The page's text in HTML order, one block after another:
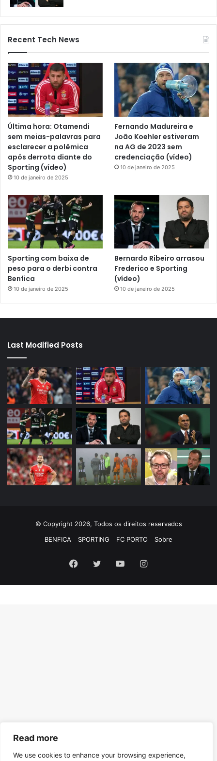
Read more
We use cookies to enhance your browsing experience,
Recent Tech News
Última hora: Otamendi
sem meias-palavras para
esclarecer a polêmica
após derrota diante do
Sporting (vídeo)
10 de janeiro de 2025
Fernando Madureira e
João Koehler estiveram
na AG de 2023 sem
credenciação (vídeo)
10 de janeiro de 2025
Sporting com baixa de
peso para o derbi contra
Benfica
10 de janeiro de 2025
Bernardo Ribeiro arrasou
Frederico e Sporting
(vídeo)
10 de janeiro de 2025
Last Modified Posts
© Copyright 2026, Todos os direitos reservados
BENFICA
SPORTING FC PORTO Sobre
Facebook
TwitterYouTubeInstagram